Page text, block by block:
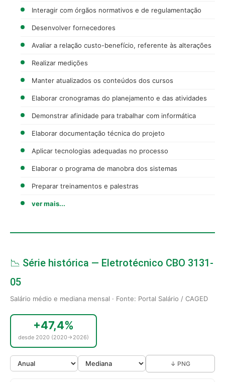
Interagir com órgãos normativos e de regulamentação
Desenvolver fornecedores
Avaliar a relação custo-benefício, referente às alterações
Realizar medições
Manter atualizados os conteúdos dos cursos
Elaborar cronogramas do planejamento e das atividades
Demonstrar afinidade para trabalhar com informática
Elaborar documentação técnica do projeto
Aplicar tecnologias adequadas no processo
Elaborar o programa de manobra dos sistemas
Preparar treinamentos e palestras
ver mais...
📉 Série histórica — Eletrotécnico CBO 3131-
05
Salário médio e mediana mensal · Fonte: Portal Salário / CAGED
+47,4%
desde 2020 (2020→2026)
↓ PNG